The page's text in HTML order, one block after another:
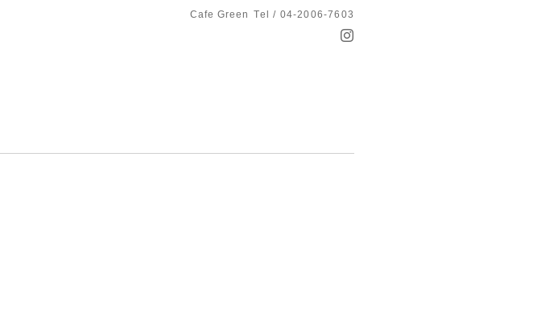
Cafe Green Tel / 04-2006-7603